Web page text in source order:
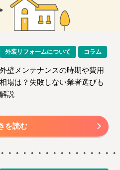
外装リフォームについて コラム
外壁メンテナンスの時期や費用
相場は？失敗しない業者選びも
解説
を読む